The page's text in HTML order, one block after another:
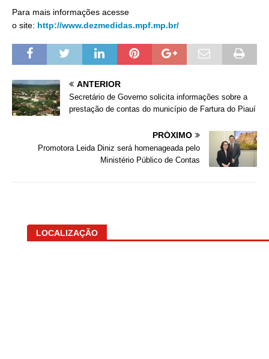
Para mais informações acesse
o site: http://www.dezmedidas.mpf.mp.br/
ANTERIOR
Secretário de Governo solicita informações sobre a
prestação de contas do município de Fartura do Piauí
PRÓXIMO
Promotora Leida Diniz será homenageada pelo
Ministério Público de Contas
LOCALIZAÇÃO